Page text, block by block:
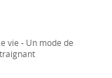
vie - Un mode de